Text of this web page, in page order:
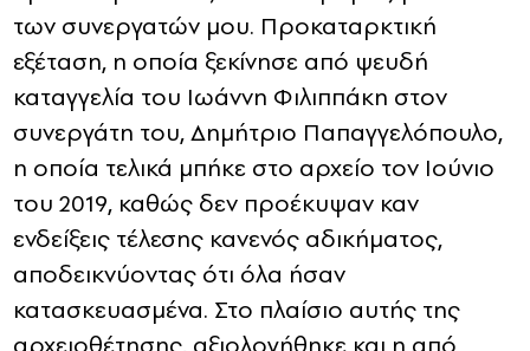
των συνεργατών μου. Προκαταρκτική
εξέταση, η οποία ξεκίνησε από ψευδή
καταγγελία του Ιωάννη Φιλιππάκη στον
συνεργάτη του, Δημήτριο Παπαγγελόπουλο,
η οποία τελικά μπήκε στο αρχείο τον Ιούνιο
του 2019, καθώς δεν προέκυψαν καν
ενδείξεις τέλεσης κανενός αδικήματος,
αποδεικνύοντας ότι όλα ήσαν
κατασκευασμένα. Στο πλαίσιο αυτής της